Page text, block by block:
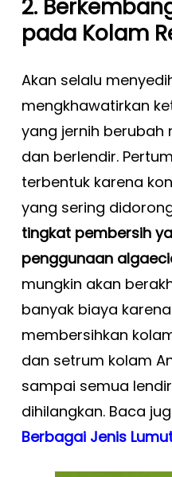
2.
pada Kolam
Akan selalu
mengkhawatirkan
yang jernih berubah
dan berlendir.
terbentuk karena
yang sering
tingkat pembersih
penggunaan
mungkin akan
banyak biaya
membersihkan
dan setrum kolam
sampai semua
dihilangkan. Baca
Berbagai Jenis